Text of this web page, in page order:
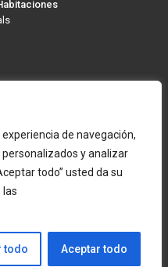
de navegación,
y analizar
todo” usted da su
las
todo Aceptar todo
Uso
Contacto